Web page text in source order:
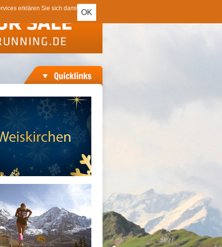
OK
erklären Sie sich damit